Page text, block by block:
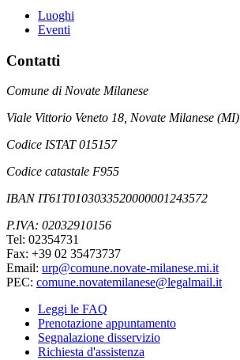
Luoghi
Eventi
Contatti
Comune di Novate Milanese
Viale Vittorio Veneto 18, Novate Milanese (MI)
Codice ISTAT 015157
Codice catastale F955
IBAN IT61T0103033520000001243572
P.IVA: 02032910156
Tel: 02354731
Fax: +39 02 35473737
Email: urp@comune.novate-milanese.mi.it
PEC: comune.novatemilanese@legalmail.it
Leggi le FAQ
Prenotazione appuntamento
Segnalazione disservizio
Richiesta d'assistenza